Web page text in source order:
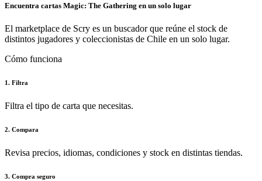
Encuentra cartas Magic: The Gathering en un solo lugar
El marketplace de Scry es un buscador que reúne el stock de
distintos jugadores y coleccionistas de Chile en un solo lugar.
Cómo funciona
1. Filtra
Filtra el tipo de carta que necesitas.
2. Compara
Revisa precios, idiomas, condiciones y stock en distintas tiendas.
3. Compra seguro